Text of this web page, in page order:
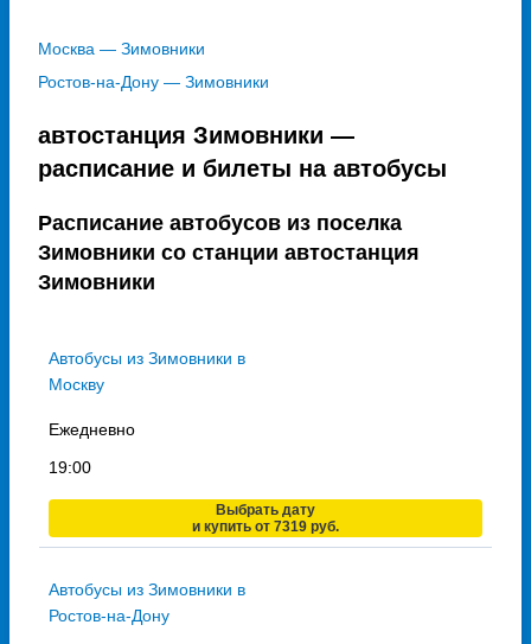
Москва — Зимовники
Ростов-на-Дону — Зимовники
автостанция Зимовники —
расписание и билеты на автобусы
Расписание автобусов из поселка
Зимовники со станции автостанция
Зимовники
Автобусы из Зимовники в
Москву
Ежедневно
19:00
Выбрать дату
и купить от 7319 руб.
Автобусы из Зимовники в
Ростов-на-Дону